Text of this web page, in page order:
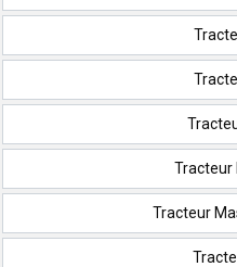
Tracteur
Tracteur